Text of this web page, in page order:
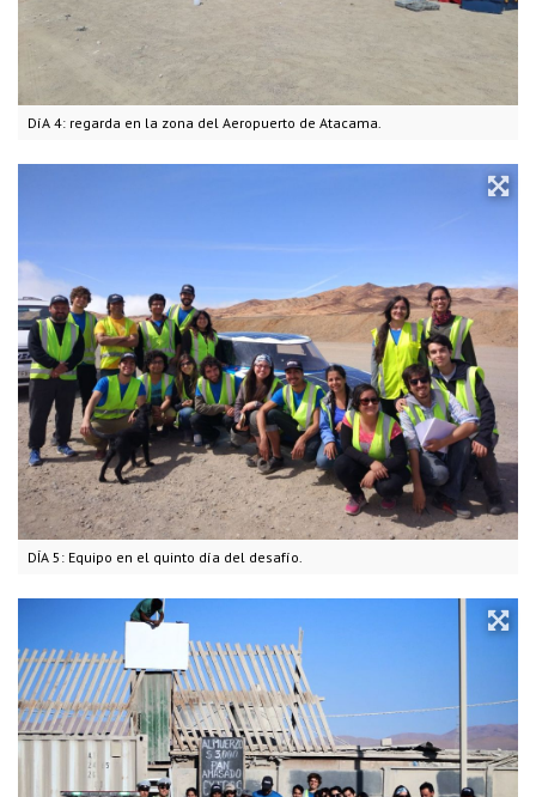
DíA 4: regarda en la zona del Aeropuerto de Atacama.
DÍA 5: Equipo en el quinto día del desafío.